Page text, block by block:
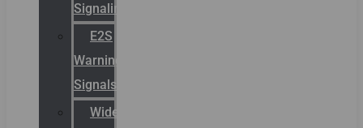
Signaling
E2S
Warning
Signals
Wide